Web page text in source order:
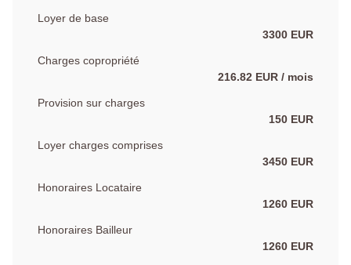
Loyer de base
3300 EUR
Charges copropriété
216.82 EUR / mois
Provision sur charges
150 EUR
Loyer charges comprises
3450 EUR
Honoraires Locataire
1260 EUR
Honoraires Bailleur
1260 EUR